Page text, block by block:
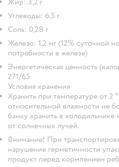
Углеводы: 6,5 г
Соль: 0,28 г
Железо: 1,2 мг (12% суточной
потребности в железе)
Энергетическая ценность
271/65
Условия хранения
Хранить при температуре от 2
относительной влажности не
банку хранить в холодильнике
от солнечных лучей.
Внимание! При
нарушение герметичности
продукт перед кормлением